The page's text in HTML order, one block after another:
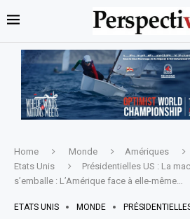
Home Monde Amériques
Etats Unis
Présidentielles US : La
s’emballe : L’Amérique face à elle-même…
ETATS UNIS MONDE